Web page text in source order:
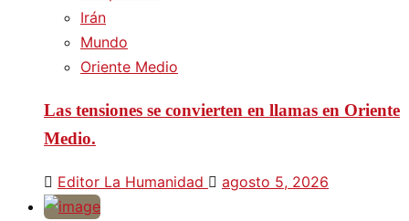
Irán
Mundo
Oriente Medio
Las tensiones se convierten en llamas en Oriente
Medio.
Editor La Humanidad agosto 5, 2026